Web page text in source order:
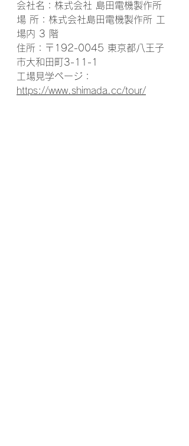
会社名：株式会社 島田電機製作所
場 所：株式会社島田電機製作所 工
場内 3 階
住所：〒192-0045 東京都八王子
市大和田町3-11-1
工場見学ページ：
https://www.shimada.cc/tour/